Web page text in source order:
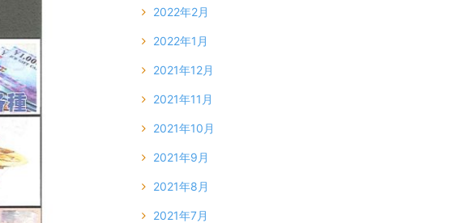
2022年2月
2022年1月
2021年12月
2021年11月
2021年10月
2021年9月
2021年8月
2021年7月